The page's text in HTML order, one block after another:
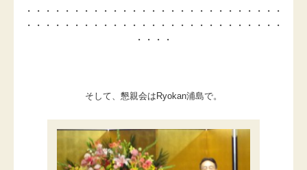
・・・・・・・・・・・・・・・・・・・・・・・・・・・
・・・・・・・・・・・・・・・・・・・・・・・・・・・
・・・・
そして、懇親会はRyokan浦島で。